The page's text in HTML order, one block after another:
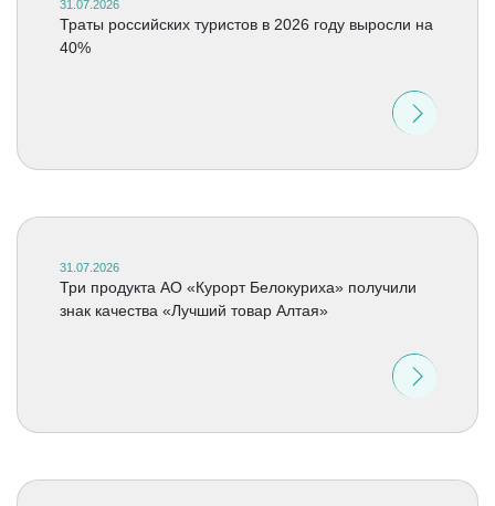
31.07.2026
Траты российских туристов в 2026 году выросли на
40%
31.07.2026
Три продукта АО «Курорт Белокуриха» получили
знак качества «Лучший товар Алтая»